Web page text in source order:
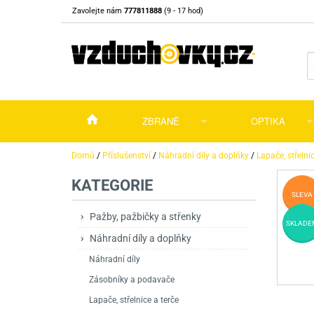
Zavolejte nám 777811888 (9 - 17 hod)
ZBRANĚ
Vzduchovky Vzduchovky na
Příslušenství pro
Vzduchovky PCP
Vzduchovky
Vzduchové pistole a revolveryPříslušenství
Plynové pistole a revolvery
Příslušenství
Perkusní zbraně
Zbraně na ZP
Nože
OPTIKA
Puškohledy
Dalekohledy a
Kolimátory, lasery
Domů / Příslušenství / Náhradní díly a doplňky / Lapače,
KATEGORIE
Pažby, pažbičky a střenky
Náhradní díly a doplňky
Náhradní díly
Zásobníky a podavače
Lapače, střelnice a terče
SLEVA